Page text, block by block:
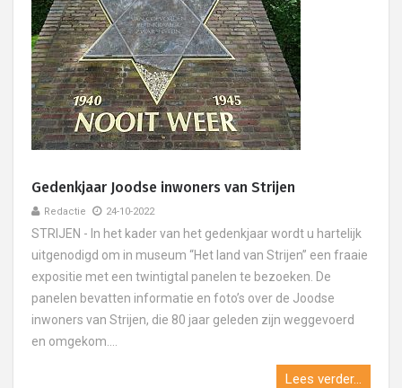
Gedenkjaar Joodse inwoners van Strijen
Redactie 24-10-2022
STRIJEN - In het kader van het gedenkjaar wordt u hartelijk
uitgenodigd om in museum “Het land van Strijen” een fraaie
expositie met een twintigtal panelen te bezoeken. De
panelen bevatten informatie en foto’s over de Joodse
inwoners van Strijen, die 80 jaar geleden zijn weggevoerd
en omgekom....
Lees verder...